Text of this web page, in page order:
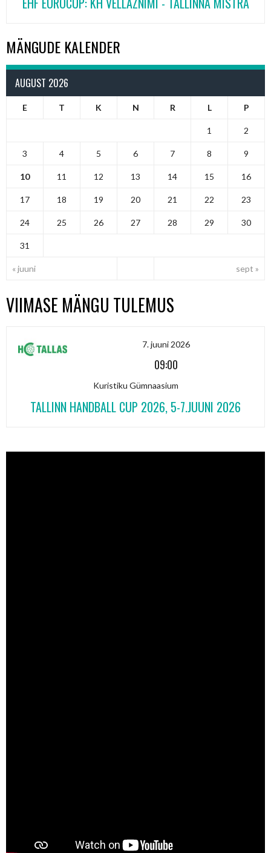
MÄNGUDE KALENDER
AUGUST 2026
E T K N R L P
« juuni sept »
1 2
3 4 5 6 7 8 9
10 11 12 13 14 15 16
17 18 19 20 21 22 23
24 25 26 27 28 29 30
31
VIIMASE MÄNGU TULEMUS
7. juuni 2026
09:00
Kuristiku Gümnaasium
TALLINN HANDBALL CUP 2026, 5-7.JUUNI 2026